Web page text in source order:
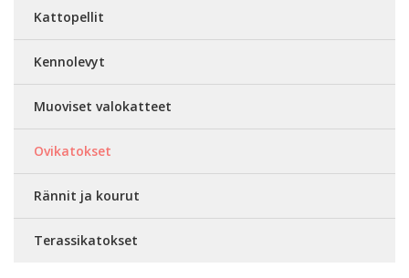
Kattopellit
Kennolevyt
Muoviset valokatteet
Ovikatokset
Rännit ja kourut
Terassikatokset